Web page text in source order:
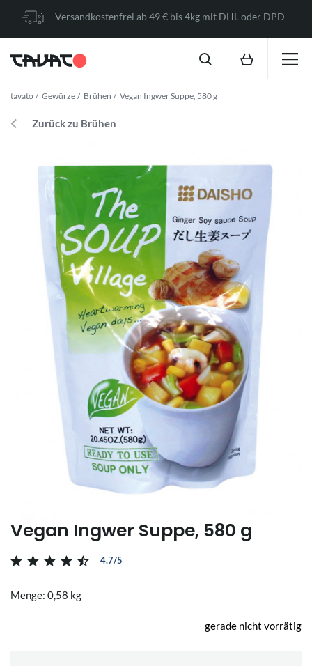
Versandkostenfrei ab 49 € bis 4kg mit DHL oder DPD
tavato Gewürze Brühen Vegan Ingwer Suppe, 580 g
Zurück zu Brühen
Vegan Ingwer Suppe, 580 g
4.7/5
Menge: 0,58 kg
gerade nicht vorrätig